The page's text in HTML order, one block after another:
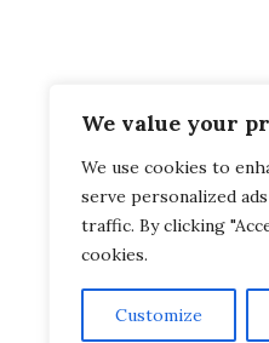
We value your
We use cookies to
serve personalized
traffic. By clicking
cookies.
Customize